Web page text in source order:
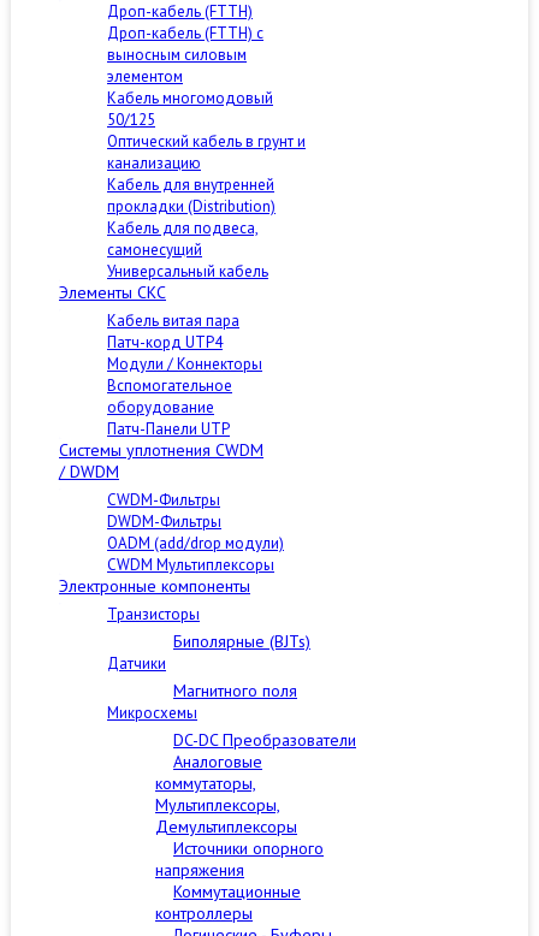
Дроп-кабель (FTTH)
Дроп-кабель (FTTH) с
выносным силовым
элементом
Кабель многомодовый
50/125
Оптический кабель в грунт и
канализацию
Кабель для внутренней
прокладки (Distribution)
Кабель для подвеса,
самонесущий
Универсальный кабель
Элементы СКС
Кабель витая пара
Патч-корд UTP4
Модули / Коннекторы
Вспомогательное
оборудование
Патч-Панели UTP
Cистемы уплотнения CWDM
/ DWDM
CWDM-Фильтры
DWDM-Фильтры
OADM (add/drop модули)
CWDM Мультиплексоры
Электронные компоненты
Транзисторы
Биполярные (BJTs)
Датчики
Магнитного поля
Микросхемы
DC-DC Преобразователи
Аналоговые
коммутаторы,
Мультиплексоры,
Демультиплексоры
Источники опорного
напряжения
Коммутационные
контроллеры